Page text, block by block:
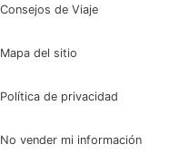
Consejos de Viaje
Mapa del sitio
Política de privacidad
No vender mi información